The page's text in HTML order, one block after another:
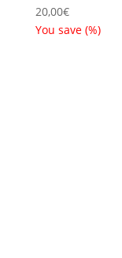
20,00€
You save (%)